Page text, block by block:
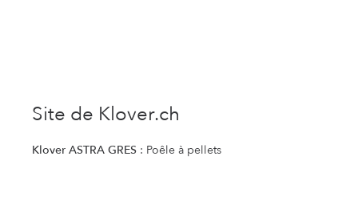
Site de Klover.ch
Klover ASTRA GRES : Poêle à pellets